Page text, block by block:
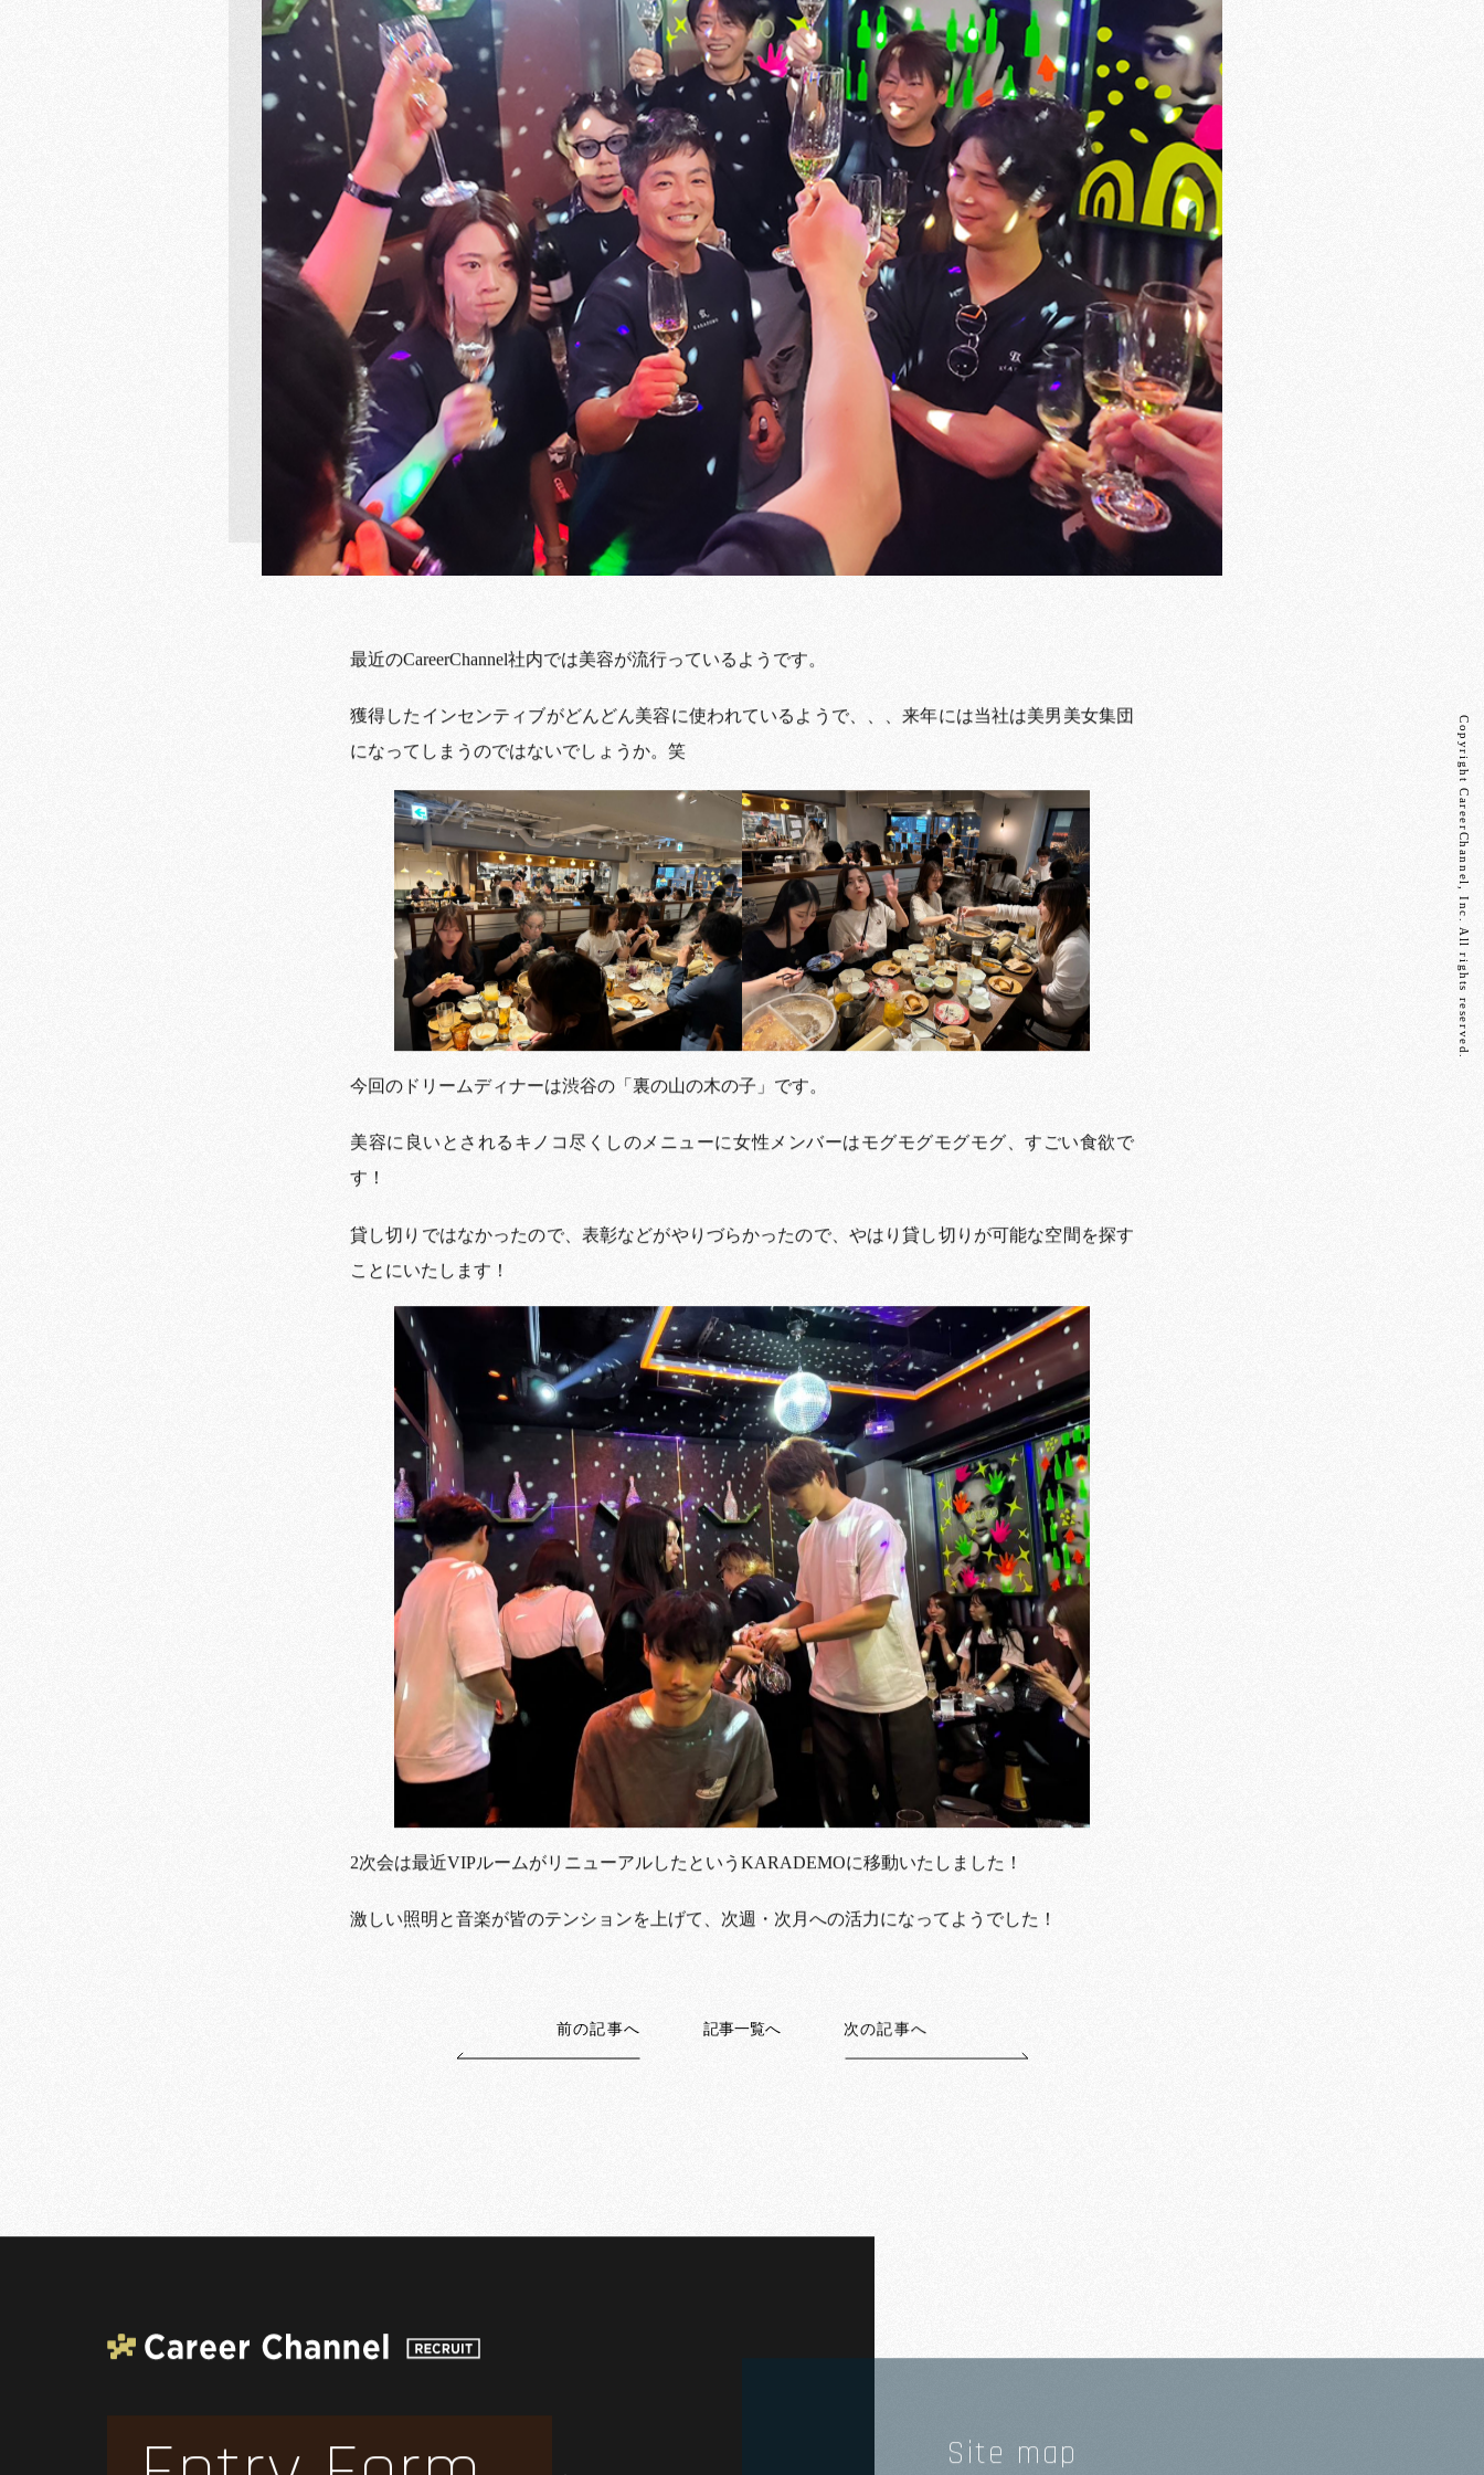
最近のCareerChannel社内では美容が流行っているようです。
獲得したインセンティブがどんどん美容に使われているようで、、、来年には当社は美男美女集団
になってしまうのではないでしょうか。笑
今回のドリームディナーは渋谷の「裏の山の木の子」です。
美容に良いとされるキノコ尽くしのメニューに女性メンバーはモグモグモグモグ、すごい食欲で
す！
貸し切りではなかったので、表彰などがやりづらかったので、やはり貸し切りが可能な空間を探す
ことにいたします！
2次会は最近VIPルームがリニューアルしたというKARADEMOに移動いたしました！
激しい照明と音楽が皆のテンションを上げて、次週・次月への活力になってようでした！
前の記事へ 記事一覧へ 次の記事へ
Site map
Copyright CareerChannel, Inc. All rights reserved.